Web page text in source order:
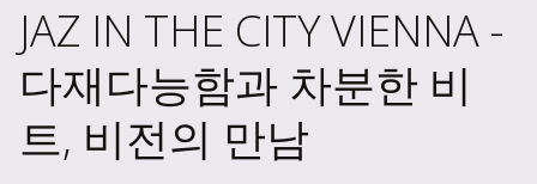
JAZ IN THE CITY VIENNA -
다재다능함과 차분한 비
트, 비전의 만남